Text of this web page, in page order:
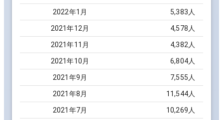
2022年1 月 5,383 人
2021年12 月 4,578 人
2021年11 月 4,382 人
2021年10 月 6,804人
2021 年9 月 7,555 人
2021 年8 月 11,544人
2021 年7月 10,269 人